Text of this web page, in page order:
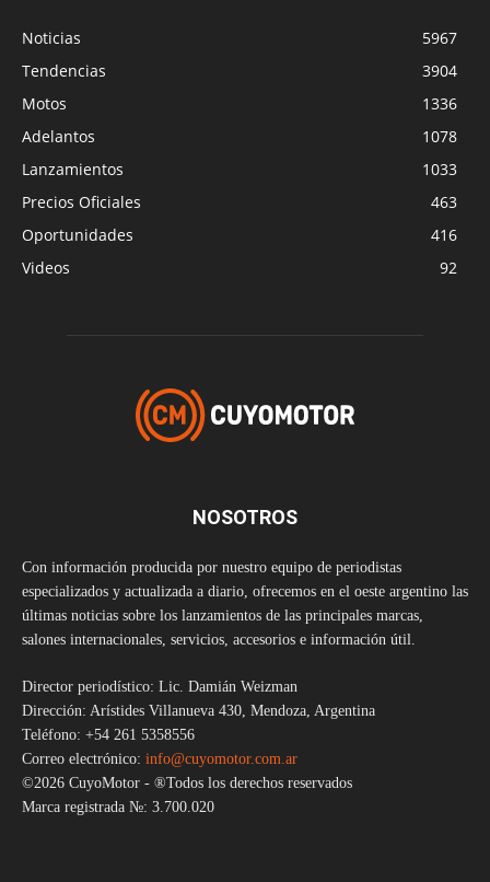
Noticias
5967
Tendencias
3904
Motos
1336
Adelantos
1078
Lanzamientos
1033
Precios Oficiales
463
Oportunidades
416
Videos
92
NOSOTROS
Con información producida por nuestro equipo de periodistas
especializados y actualizada a diario, ofrecemos en el oeste argentino las
últimas noticias sobre los lanzamientos de las principales marcas,
salones internacionales, servicios, accesorios e información útil.
Director periodístico: Lic. Damián Weizman
Dirección: Arístides Villanueva 430, Mendoza, Argentina
Teléfono: +54 261 5358556
Correo electrónico: info@cuyomotor.com.ar
©2026 CuyoMotor - ®Todos los derechos reservados
Marca registrada №: 3.700.020